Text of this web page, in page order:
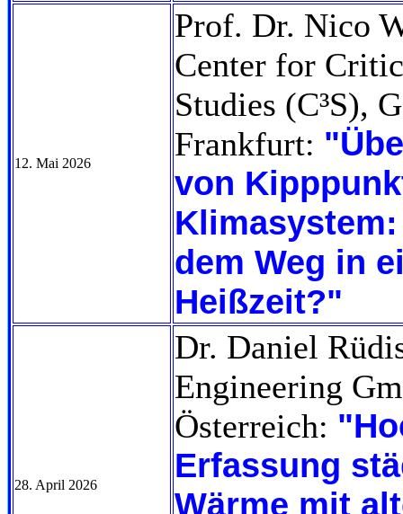
12. Mai 2026
Prof. Dr. Nico
Center for
Studies (C³S),
Frankfurt:
von
dem Weg in
Heißzeit?"
28. April 2026
Dr. Daniel
Engineering
Österreich:
Erfassung
Wärme mit